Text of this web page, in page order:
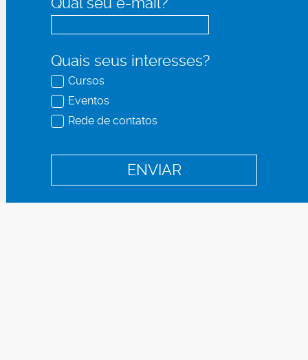
Quais seus interesses?
Cursos
Eventos
Rede de contatos